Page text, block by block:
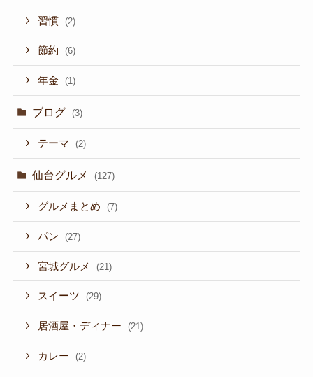
習慣 (2)
節約 (6)
年金 (1)
ブログ (3)
テーマ (2)
仙台グルメ (127)
グルメまとめ (7)
パン (27)
宮城グルメ (21)
スイーツ (29)
居酒屋・ディナー (21)
カレー (2)